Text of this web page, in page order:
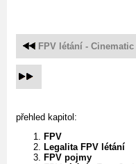
FPV létání - Cinematic
přehled kapitol:
FPV
Legalita FPV létání
FPV pojmy